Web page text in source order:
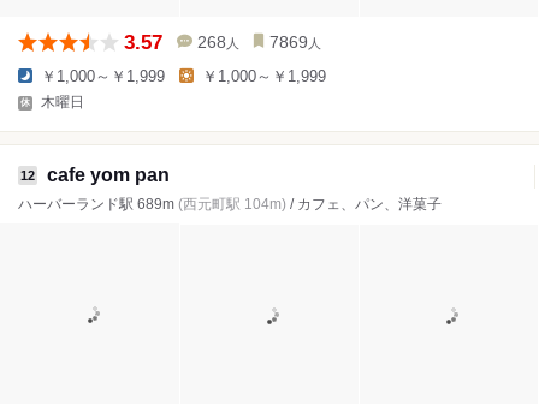
3.57 268 人 7869 人
￥1,000～￥1,999 ￥1,000～￥1,999
木曜日
12 cafe yom pan
ハーバーランド駅 689m (西元町駅 104m) / カフェ、パン、洋菓子